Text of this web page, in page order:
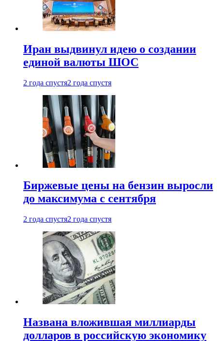
Иран выдвинул идею о создании
единой валюты ШОС
2 года спустя2 года спустя
Биржевые цены на бензин выросли
до максимума с сентября
2 года спустя2 года спустя
Названа вложившая миллиарды
долларов в российскую экономику